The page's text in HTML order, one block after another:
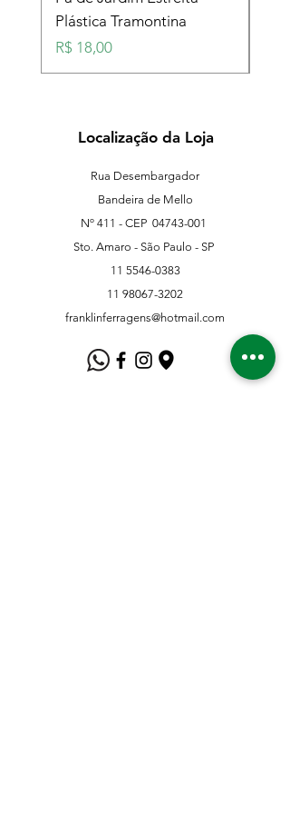
Plástica Tramontina
Preço
R$ 18,00
Localização da Loja
Rua Desembargador
Bandeira de Mello
Nº 411 - CEP 04743-001
Sto. Amaro - São Paulo - SP
11 5546-0383
11 98067-3202
franklinferragens@hotmail.com